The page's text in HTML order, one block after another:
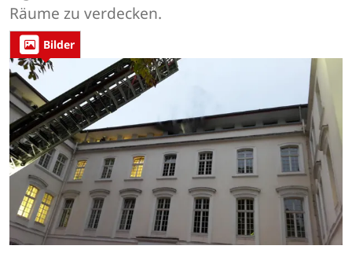
Räume zu verdecken.
Bilder